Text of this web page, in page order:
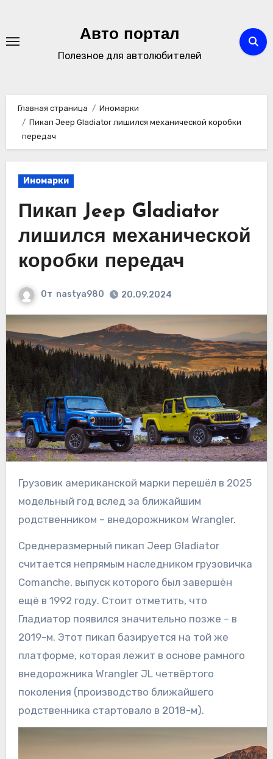
содержимому
Авто портал
Полезное для автолюбителей
Главная страница
Иномарки
Пикап Jeep Gladiator лишился механической коробки
передач
Иномарки
Пикап Jeep Gladiator
лишился механической
коробки передач
От nastya980 20.09.2024
Грузовик американской марки перешёл в 2025
модельный год вслед за ближайшим
родственником – внедорожником Wrangler.
Среднеразмерный пикап Jeep Gladiator
считается непрямым наследником грузовичка
Comanche, выпуск которого был завершён
ещё в 1992 году. Стоит отметить, что
Гладиатор появился значительно позже – в
2019-м. Этот пикап базируется на той же
платформе, которая лежит в основе рамного
внедорожника Wrangler JL четвёртого
поколения (производство ближайшего
родственника стартовало в 2018-м).